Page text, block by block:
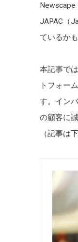
Newscape
JAPAC（
ているか
本記事で
トフォー
す。イン
の顧客に
（記事は